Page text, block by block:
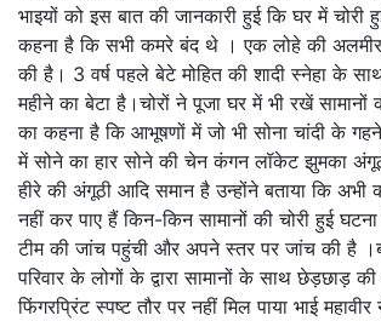
भाइयों को इस बात की जानकारी हुई कि घर में चोरी
कहना है कि सभी कमरे बंद थे । एक लोहे की
की है। 3 वर्ष पहले बेटे मोहित की शादी स्नेहा के
महीने का बेटा है।चोरों ने पूजा घर में भी रखें सामानों
का कहना है कि आभूषणों में जो भी सोना चांदी के
में सोने का हार सोने की चेन कंगन लॉकेट झुमका
हीरे की अंगूठी आदि समान है उन्होंने बताया कि अभी
नहीं कर पाए हैं किन-किन सामानों की चोरी हुई
टीम की जांच पहुंची और अपने स्तर पर जांच की है
परिवार के लोगों के द्वारा सामानों के साथ छेड़छाड़
फिंगरप्रिंट स्पष्ट तौर पर नहीं मिल पाया भाई